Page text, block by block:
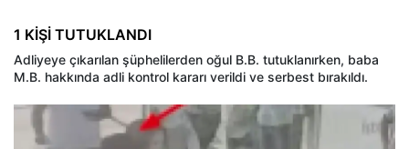
1 KİŞİ TUTUKLANDI
Adliyeye çıkarılan şüphelilerden oğul B.B. tutuklanırken, baba
M.B. hakkında adli kontrol kararı verildi ve serbest bırakıldı.